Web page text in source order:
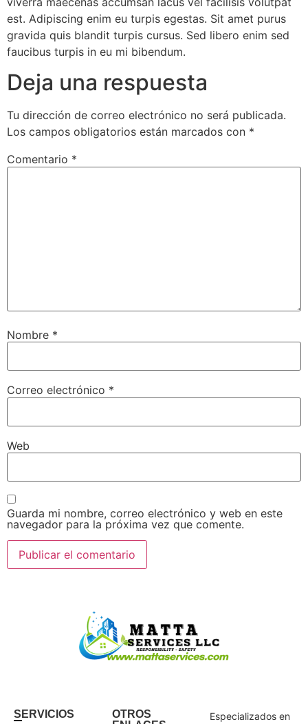
est. Adipiscing enim eu turpis egestas. Sit amet purus
gravida quis blandit turpis cursus. Sed libero enim sed
faucibus turpis in eu mi bibendum.
Deja una respuesta
Tu dirección de correo electrónico no será publicada.
Los campos obligatorios están marcados con *
Comentario *
Nombre *
Correo electrónico *
Web
Guarda mi nombre, correo electrónico y web en este
navegador para la próxima vez que comente.
SERVICIOS
OTROS
Especializados en